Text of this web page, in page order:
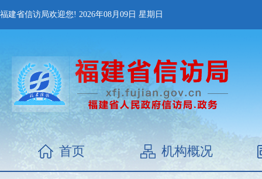
福建省信访局欢迎您! 2026年08月09日 星期日
首页 机构概况